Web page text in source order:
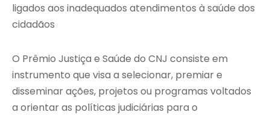
ligados aos inadequados atendimentos à saúde dos
cidadãos
O Prêmio Justiça e Saúde do CNJ consiste em
instrumento que visa a selecionar, premiar e
disseminar ações, projetos ou programas voltados
a orientar as políticas judiciárias para o